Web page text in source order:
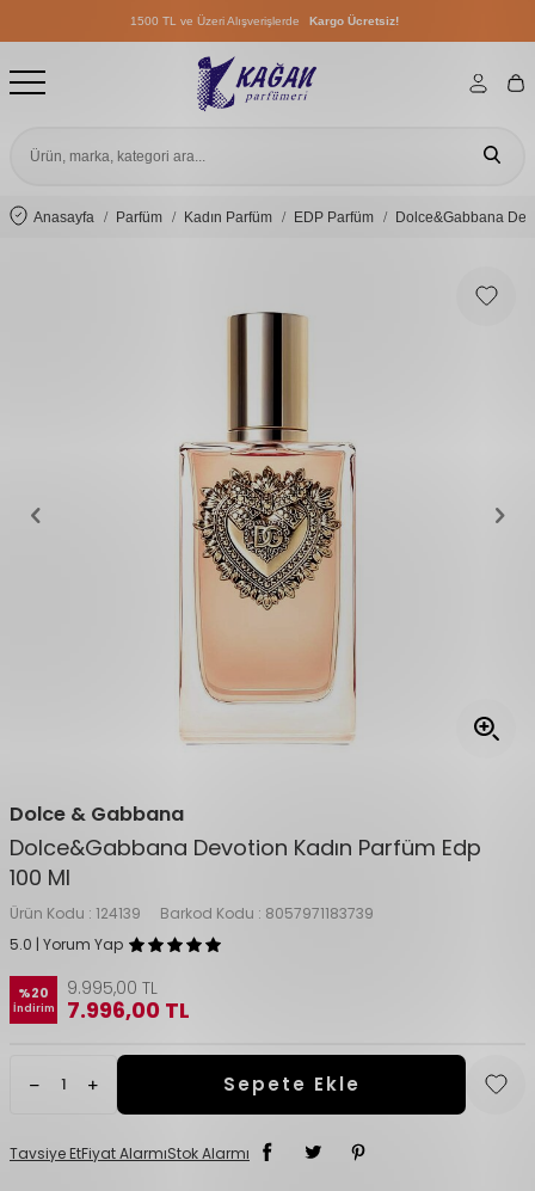
1500 TL ve Üzeri Alışverişlerde Kargo Ücretsiz!
1500 TL ve Üzeri Alışverişlerde
1500 TL ve Üzeri Alışverişlerde
Anasayfa Parfüm Kadın Parfüm EDP Parfüm Dolce&Gabbana
Dolce & Gabbana
Dolce&Gabbana Devotion Kadın Parfüm Edp
100 Ml
Ürün Kodu : 124139 Barkod Kodu : 8057971183739
5.0 | Yorum Yap
%20
İndirim
9.995,00 TL
7.996,00 TL
Sepete Ekle
Tavsiye EtFiyat AlarmıStok Alarmı